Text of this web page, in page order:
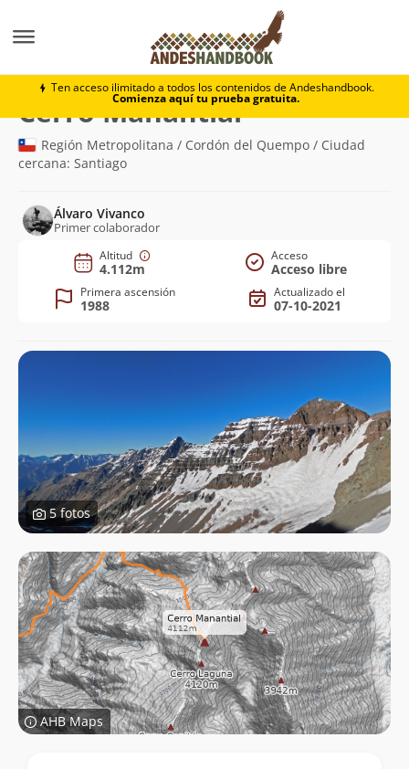
Ten acceso ilimitado a todos los contenidos de Andeshandbook.
Comienza aquí tu prueba gratuita.
Cerro Manantial
Cerro Manantial(4.112m)
Región Metropolitana / Cordón del Quempo / Ciudad
cercana: Santiago
Álvaro Vivanco
Primer colaborador
Altitud
4.112m
Acceso
Acceso libre
Primera ascensión
1988
Actualizado el
07-10-2021
5 fotos
AHB Maps